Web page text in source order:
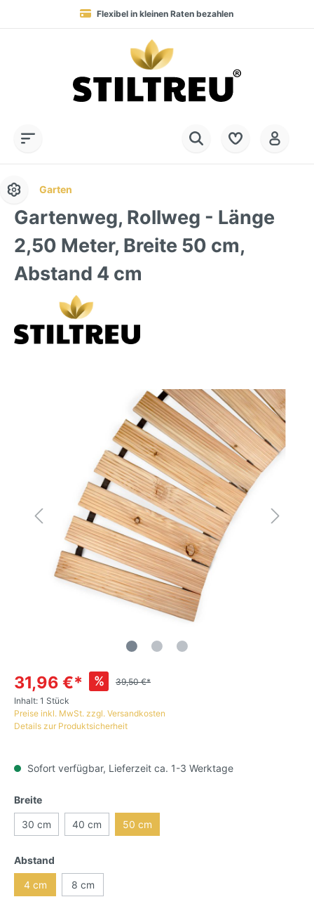
Flexibel in kleinen Raten bezahlen
Blitzversand in 1-2 Werktagen nach DE, AT & NL
+49 (0) 28 32 - 408 990 0
Dauerhaft hohe Warenverfügbarkeit
SSL-verschlüsselt online einkaufen
Garten
Gartenweg, Rollweg - Länge
2,50 Meter, Breite 50 cm,
Abstand 4 cm
31,96 €* %
39,50 €*
Inhalt: 1 Stück
Preise inkl. MwSt. zzgl. Versandkosten
Details zur Produktsicherheit
Sofort verfügbar, Lieferzeit ca. 1-3 Werktage
Breite
30 cm 40 cm 50 cm
Abstand
4 cm 8 cm